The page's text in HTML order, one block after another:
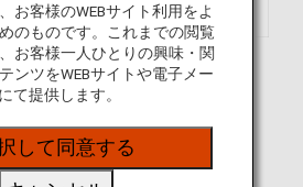
お客様のWEBサイト利用をよ
のものです。これまでの閲覧
お客様一人ひとりの興味・関
ンツをWEBサイトや電子メー
て提供します。
して同意する